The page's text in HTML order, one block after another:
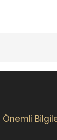
Önemli